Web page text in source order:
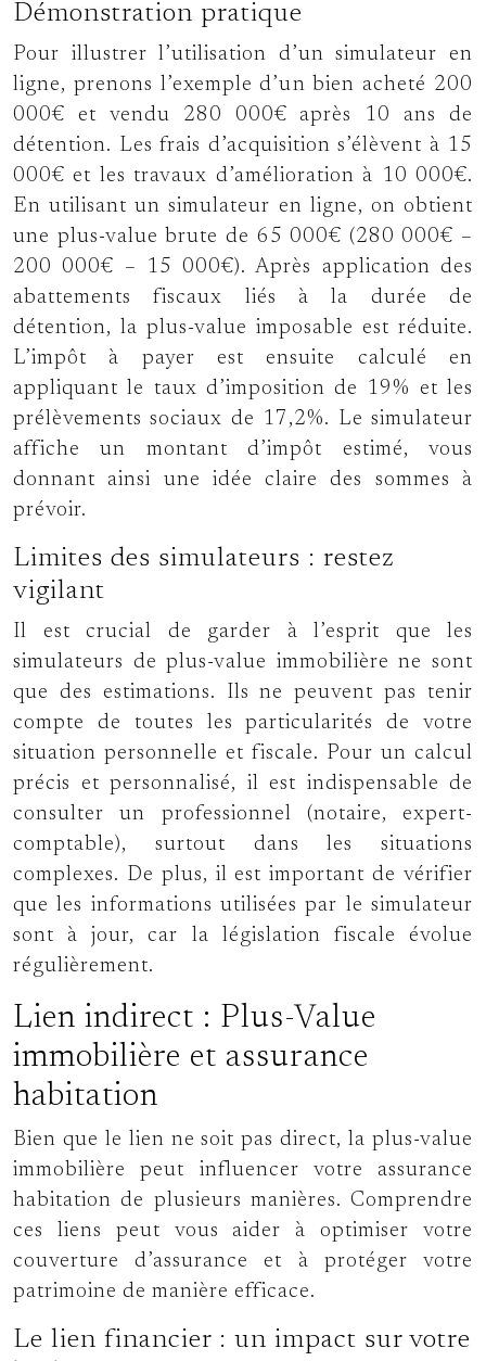
Démonstration pratique
Pour illustrer l’utilisation d’un simulateur en
ligne, prenons l’exemple d’un bien acheté 200
000€ et vendu 280 000€ après 10 ans de
détention. Les frais d’acquisition s’élèvent à 15
000€ et les travaux d’amélioration à 10 000€.
En utilisant un simulateur en ligne, on obtient
une plus-value brute de 65 000€ (280 000€ –
200 000€ – 15 000€). Après application des
abattements fiscaux liés à la durée de
détention, la plus-value imposable est réduite.
L’impôt à payer est ensuite calculé en
appliquant le taux d’imposition de 19% et les
prélèvements sociaux de 17,2%. Le simulateur
affiche un montant d’impôt estimé, vous
donnant ainsi une idée claire des sommes à
prévoir.
Limites des simulateurs : restez
vigilant
Il est crucial de garder à l’esprit que les
simulateurs de plus-value immobilière ne sont
que des estimations. Ils ne peuvent pas tenir
compte de toutes les particularités de votre
situation personnelle et fiscale. Pour un calcul
précis et personnalisé, il est indispensable de
consulter un professionnel (notaire, expert-
comptable), surtout dans les situations
complexes. De plus, il est important de vérifier
que les informations utilisées par le simulateur
sont à jour, car la législation fiscale évolue
régulièrement.
Lien indirect : Plus-Value
immobilière et assurance
habitation
Bien que le lien ne soit pas direct, la plus-value
immobilière peut influencer votre assurance
habitation de plusieurs manières. Comprendre
ces liens peut vous aider à optimiser votre
couverture d’assurance et à protéger votre
patrimoine de manière efficace.
Le lien financier : un impact sur votre